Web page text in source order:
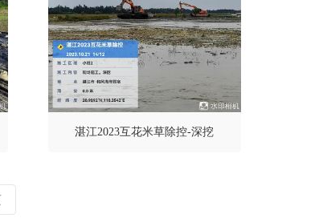
湛江2023互花米草除控-深挖